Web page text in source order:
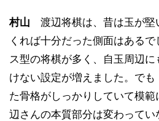
村山 渡辺将棋は、昔は玉が堅
くれば十分だった側面はある
ス型の将棋が多く、自玉周辺
けない設定が増えました。で
た骨格がしっかりしていて模
辺さんの本質部分は変わってい